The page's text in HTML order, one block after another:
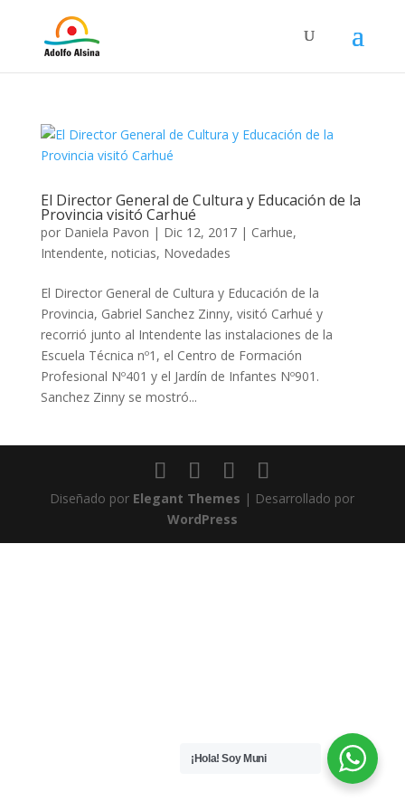
El Director General de Cultura y Educación de la
Provincia visitó Carhué
por Daniela Pavon | Dic 12, 2017| Carhue,
Intendente, noticias, Novedades
El Director General de Cultura y Educación de la
Provincia, Gabriel Sanchez Zinny, visitó Carhué y
recorrió junto al Intendente las instalaciones de la
Escuela Técnica nº1, el Centro de Formación
Profesional Nº401 y el Jardín de Infantes Nº901.
Sanchez Zinny se mostró...
Diseñado por Elegant Themes | Desarrollado por
WordPress
¡Hola! Soy Muni